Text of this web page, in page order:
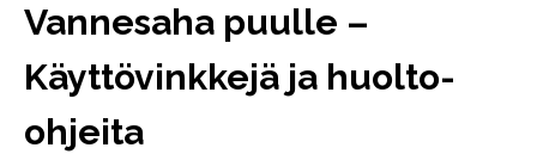
Vannesaha puulle –
Käyttövinkkejä ja huolto-
ohjeita